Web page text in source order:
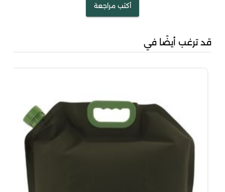
أكتب مراجعة
قد ترغب أيضًا في